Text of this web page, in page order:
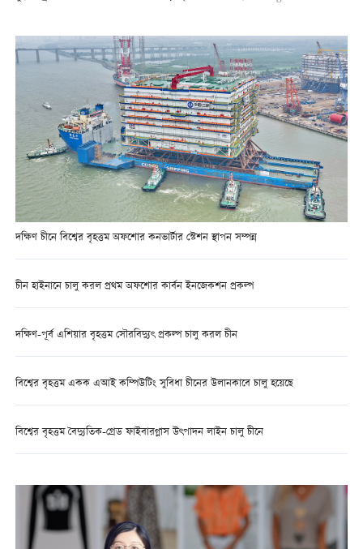
দক্ষিণ চীনে বিশ্বের বৃহত্তম অফশোর কনভার্টার স্টেশন স্থাপন সম্পন্ন
চীন হাইনানে চালু করল প্রথম অফশোর কার্বন ইনজেকশন প্রকল্প
বিশ্বের বৃহত্তম একক এআই কম্পিউটিং সুবিধা চীনের উলানকাবে চালু হয়েছে
বিশ্বের বৃহত্তম বৈদ্যুতিক-গ্রেড ফাইবারগ্লাস উৎপাদন লাইন চালু চীনে